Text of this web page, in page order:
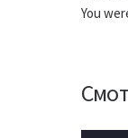
You